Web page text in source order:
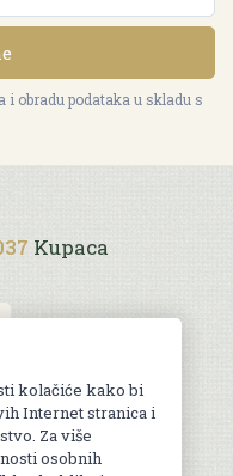
i obradu podataka u skladu s
Kupaca
kolačiće kako bi
Internet stranica i
Za više
osobnih